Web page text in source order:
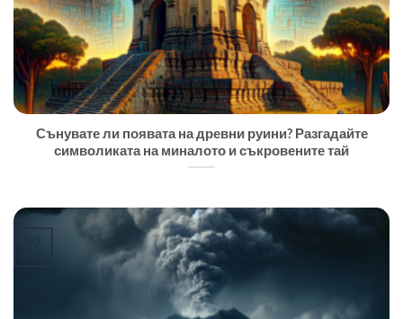
Сънувате ли появата на древни руини? Разгадайте
символиката на миналото и съкровените тай